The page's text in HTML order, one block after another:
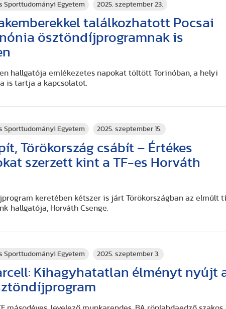
Sporttudományi Egyetem 2025. szeptember 23.
találkozhatott Pocsai
ösztöndíjprogramnak is
hallgatója emlékezetes napokat töltött Torinóban, a helyi
is tartja a kapcsolatot.
Sporttudományi Egyetem 2025. szeptember 15.
Törökország csábít – Értékes
szerzett kint a TF-es Horváth
keretében kétszer is járt Törökországban az elmúlt
hallgatója, Horváth Csenge.
Sporttudományi Egyetem 2025. szeptember 3.
Kihagyhatatlan élményt nyújt